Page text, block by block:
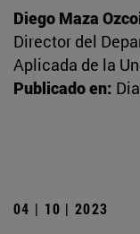
Diego Maza
Director del
Aplicada de la
Publicado en:
04 | 10 | 2023